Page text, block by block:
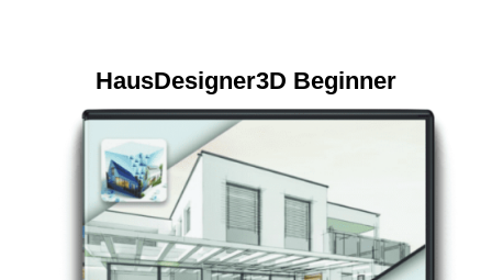
HausDesigner3D Beginner